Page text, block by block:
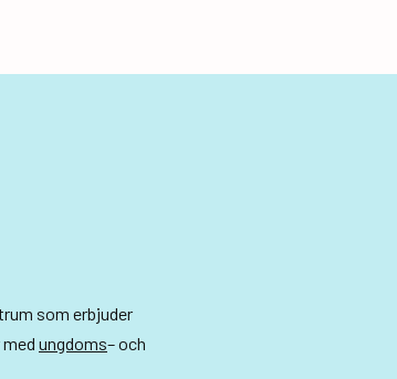
som erbjuder
ungdoms– och